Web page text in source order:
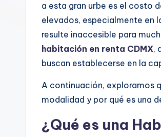
a esta gran urbe es el costo
elevados, especialmente en
resulte inaccesible para
habitación en renta CDMX,
buscan establecerse en la
A continuación, exploramos
modalidad y por qué es una
¿Qué es una